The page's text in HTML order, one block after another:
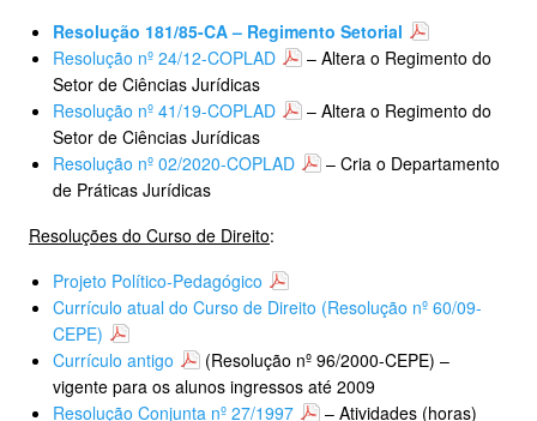
Resolução 181/85-CA – Regimento Setorial
Resolução nº 24/12-COPLAD
– Altera o Regimento do
Setor de Ciências Jurídicas
Resolução nº 41/19-COPLAD
– Altera o Regimento do
Setor de Ciências Jurídicas
Resolução nº 02/2020-COPLAD
– Cria o Departamento
de Práticas Jurídicas
Resoluções do Curso de Direito:
Projeto Político-Pedagógico
Currículo atual do Curso de Direito (Resolução nº 60/09-
CEPE)
Currículo antigo
(Resolução nº 96/2000-CEPE) –
vigente para os alunos ingressos até 2009
Resolução Conjunta nº 27/1997
– Atividades (horas)